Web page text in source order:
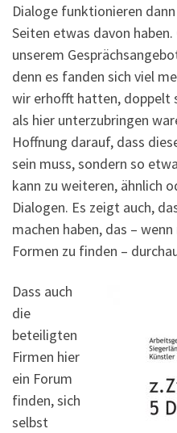
Dialoge funktionieren
Seiten etwas davon
unserem
denn es fanden sich viel
wir erhofft hatten, doppelt
als hier unterzubringen
Hoffnung darauf, dass
sein muss, sondern so
kann zu weiteren, ähnlich
Dialogen. Es zeigt auch,
machen haben, das –
Formen zu finden –
Dass auch
die
beteiligten
Firmen hier
ein Forum
finden, sich
selbst